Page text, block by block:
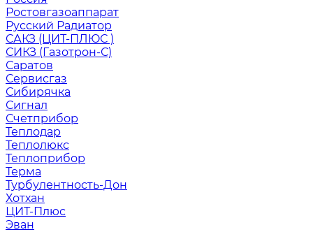
Ростовгазоаппарат
Русский Радиатор
САКЗ (ЦИТ-ПЛЮС )
СИКЗ (Газотрон-С)
Саратов
Сервисгаз
Сибирячка
Сигнал
Счетприбор
Теплодар
Теплолюкс
Теплоприбор
Терма
Турбулентность-Дон
Хотхан
ЦИТ-Плюс
Эван